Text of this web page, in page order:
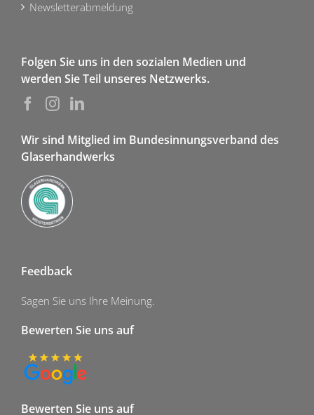
Newsletterabmeldung
Folgen Sie uns in den sozialen Medien und
werden Sie Teil unseres Netzwerks.
Wir sind Mitglied im Bundesinnungsverband des
Glaserhandwerks
Feedback
Sagen Sie uns Ihre Meinung.
Bewerten Sie uns auf
Bewerten Sie uns auf